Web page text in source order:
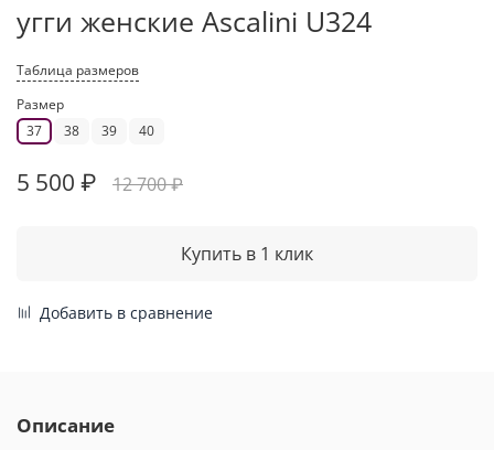
угги женские Ascalini U324
Таблица размеров
Размер
37
38 39 40
5 500 ₽ 12 700 ₽
Купить в 1 клик
Добавить в сравнение
Описание